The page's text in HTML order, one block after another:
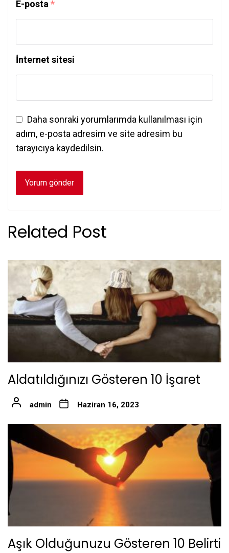
E-posta *
İnternet sitesi
Daha sonraki yorumlarımda kullanılması için
adım, e-posta adresim ve site adresim bu
tarayıcıya kaydedilsin.
Related Post
Aldatıldığınızı Gösteren 10 İşaret
admin Haziran 16, 2023
Aşık Olduğunuzu Gösteren 10 Belirti